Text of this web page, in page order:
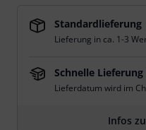
Standardlieferung
Lieferung in ca. 1-3
Schnelle Lieferung
Lieferdatum wird im
Infos